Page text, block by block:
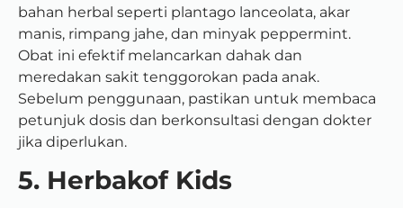
bahan herbal seperti plantago lanceolata, akar
manis, rimpang jahe, dan minyak peppermint.
Obat ini efektif melancarkan dahak dan
meredakan sakit tenggorokan pada anak.
Sebelum penggunaan, pastikan untuk membaca
petunjuk dosis dan berkonsultasi dengan dokter
jika diperlukan.
5. Herbakof Kids